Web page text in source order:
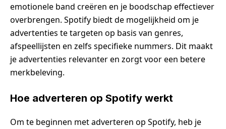
emotionele band creëren en je boodschap effectiever
overbrengen. Spotify biedt de mogelijkheid om je
advertenties te targeten op basis van genres,
afspeellijsten en zelfs specifieke nummers. Dit maakt
je advertenties relevanter en zorgt voor een betere
merkbeleving.
Hoe adverteren op Spotify werkt
Om te beginnen met adverteren op Spotify, heb je